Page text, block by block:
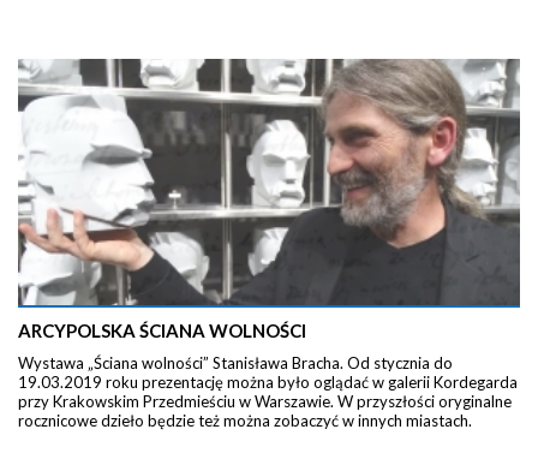
ARCYPOLSKA ŚCIANA WOLNOŚCI
Wystawa „Ściana wolności” Stanisława Bracha. Od stycznia do
19.03.2019 roku prezentację można było oglądać w galerii Kordegarda
przy Krakowskim Przedmieściu w Warszawie. W przyszłości oryginalne
rocznicowe dzieło będzie też można zobaczyć w innych miastach.